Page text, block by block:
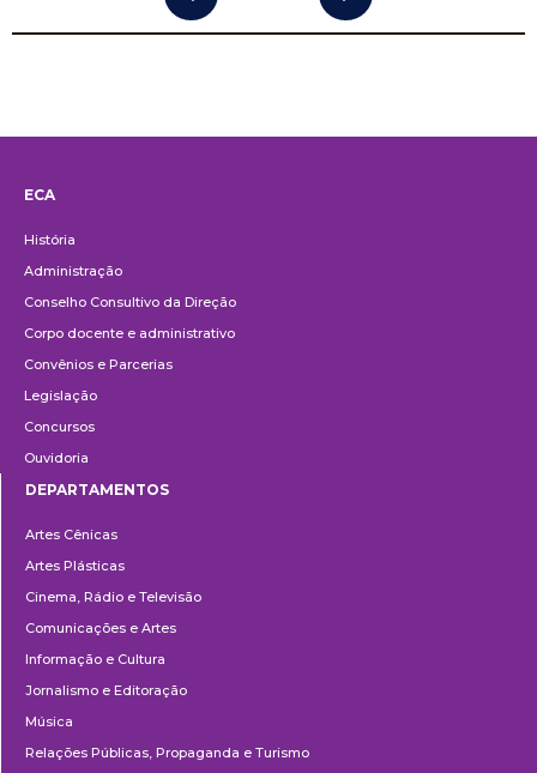
ECA
História
Administração
Conselho Consultivo da Direção
Corpo docente e administrativo
Convênios e Parcerias
Legislação
Concursos
Ouvidoria
DEPARTAMENTOS
Artes Cênicas
Artes Plásticas
Cinema, Rádio e Televisão
Comunicações e Artes
Informação e Cultura
Jornalismo e Editoração
Música
Relações Públicas, Propaganda e Turismo